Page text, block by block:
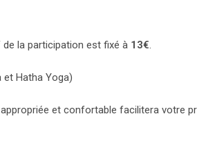
la participation est fixé à 13€.
Hatha Yoga)
et confortable facilitera votre